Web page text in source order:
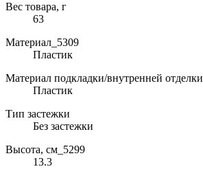
Вес товара, г
63
Материал_5309
Пластик
Материал подкладки/внутренней отделки
Пластик
Тип застежки
Без застежки
Высота, см_5299
13.3